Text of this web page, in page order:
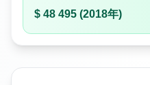
$ 48 495 (2018年)